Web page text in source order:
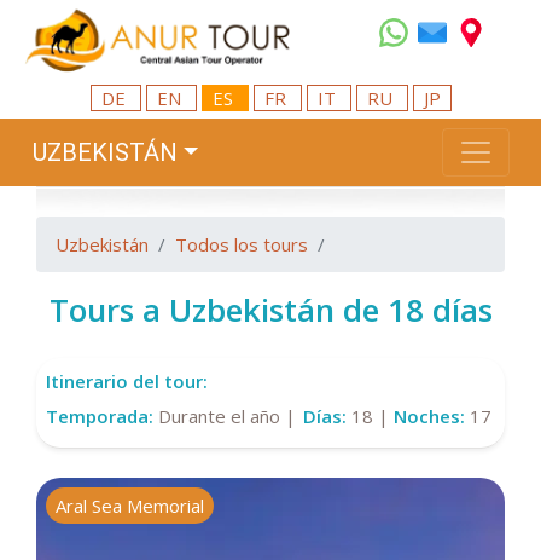
DE EN ES FR IT RU JP
UZBEKISTÁN
Uzbekistán Todos los tours
Tours a Uzbekistán de 18 días
Itinerario del tour:
Temporada: Durante el año | Días: 18 | Noches: 17
Aral Sea Memorial